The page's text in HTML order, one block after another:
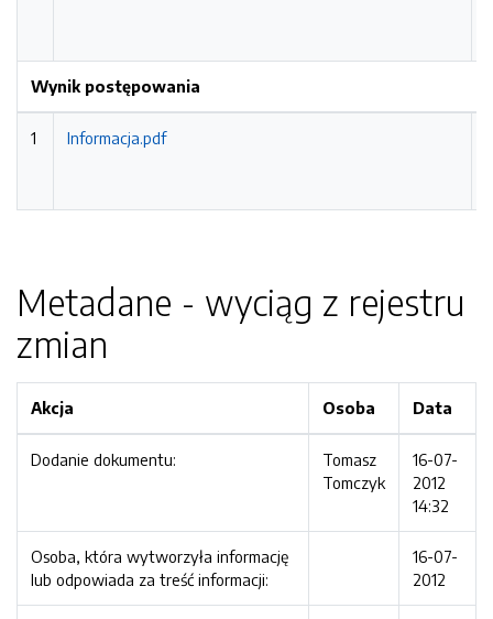
Wynik postępowania
1 Informacja.pdf
Metadane - wyciąg z rejestru
zmian
Akcja Osoba Data
Dodanie dokumentu:
Tomasz
Tomczyk
16-07-
2012
14:32
Osoba, która wytworzyła informację
lub odpowiada za treść informacji:
16-07-
2012